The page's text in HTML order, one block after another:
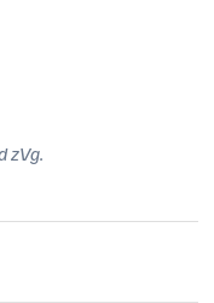
zVg.